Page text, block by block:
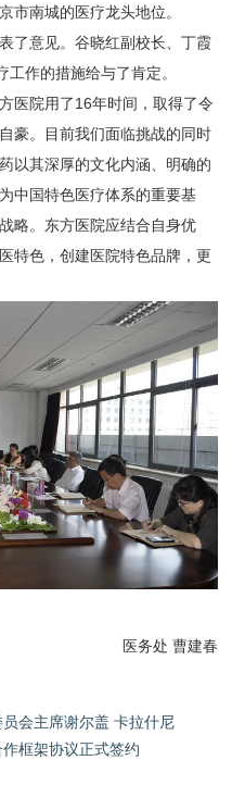
市南城的医疗龙头地位。
了意见。谷晓红副校长、丁霞
作的措施给与了肯定。
医院用了16年时间，取得了令
豪。目前我们面临挑战的同时
以其深厚的文化内涵、明确的
中国特色医疗体系的重要基
略。东方医院应结合自身优
特色，创建医院特色品牌，更
医务处 曹建春
会主席谢尔盖 卡拉什尼
框架协议正式签约